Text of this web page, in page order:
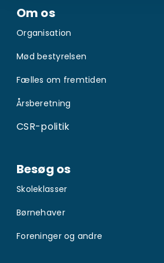
Om os
Organisation
Mød bestyrelsen
Fælles om fremtiden
Årsberetning
CSR-politik
Besøg os
Skoleklasser
Børnehaver
Foreninger og andre